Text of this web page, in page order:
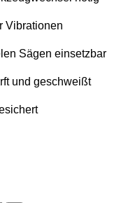
Vibrationen
Sägen einsetzbar
und geschweißt